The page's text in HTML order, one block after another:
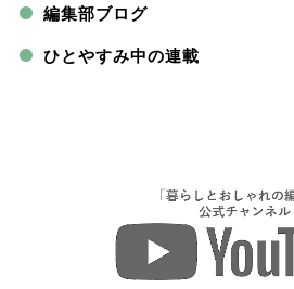
編集部ブログ
ひとやすみ中の連載